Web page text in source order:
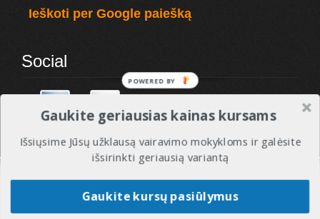
Ieškoti per Google paiešką
Social
Gaukite geriausias kainas kursams
Išsiųsime Jūsų užklausą vairavimo mokykloms ir galėsite
išsirinkti geriausią variantą
Gaukite kursų pasiūlymus
POWERED BY